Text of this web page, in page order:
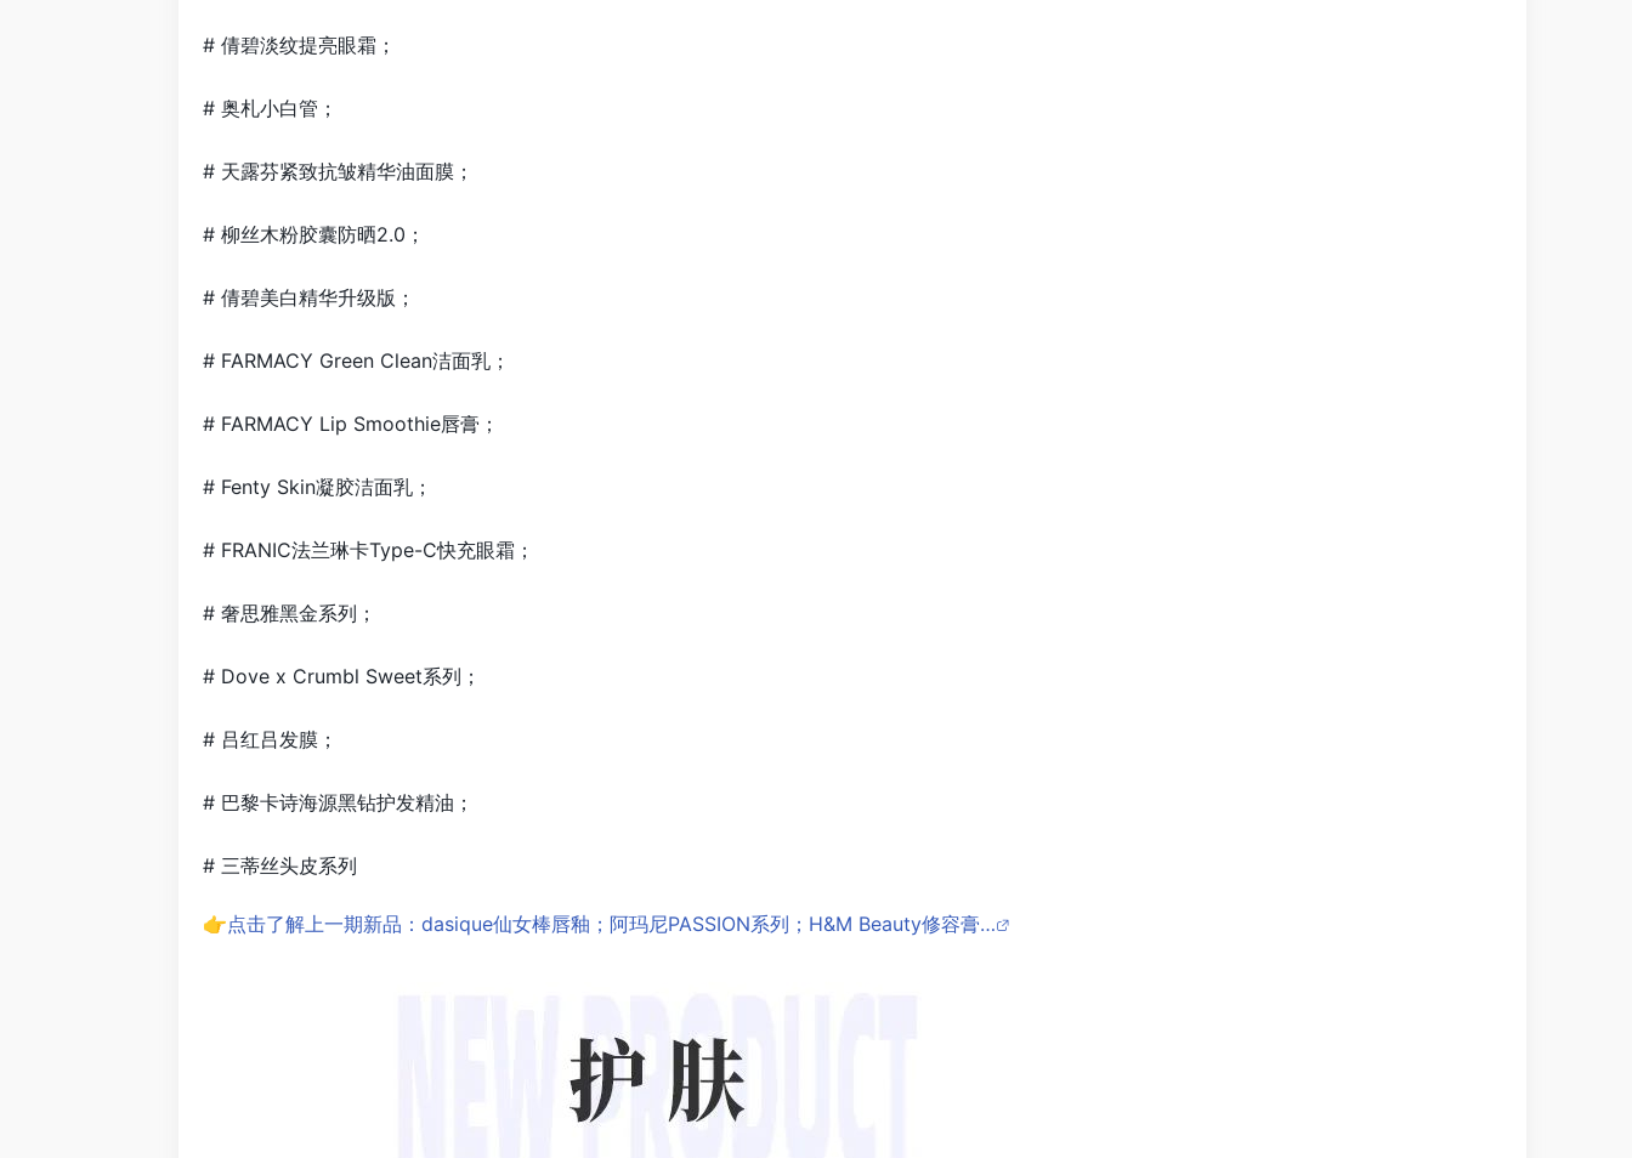
# 倩碧淡纹提亮眼霜；
# 奥札小白管；
# 天露芬紧致抗皱精华油面膜；
# 柳丝木粉胶囊防晒2.0；
# 倩碧美白精华升级版；
# FARMACY Green Clean洁面乳；
# FARMACY Lip Smoothie唇膏；
# Fenty Skin凝胶洁面乳；
# FRANIC法兰琳卡Type-C快充眼霜；
# 奢思雅黑金系列；
# Dove x Crumbl Sweet系列；
# 吕红吕发膜；
# 巴黎卡诗海源黑钻护发精油；
# 三蒂丝头皮系列
👉点击了解上一期新品：dasique仙女棒唇釉；阿玛尼PASSION系列；H&M Beauty修容膏…